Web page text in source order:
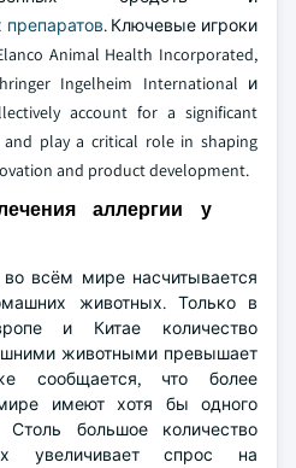
. Ключевые игроки
Animal Health Incorporated,
Ingelheim International и
account for a significant
play a critical role in shaping
and product development.
аллергии у
всём мире насчитывается
животных. Только в
и Китае количество
животными превышает
сообщается, что более
имеют хотя бы одного
большое количество
увеличивает спрос на